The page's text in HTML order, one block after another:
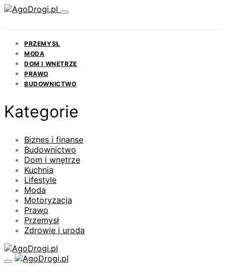
PRZEMYSŁ
MODA
DOM I WNĘTRZE
PRAWO
BUDOWNICTWO
Kategorie
Biznes i finanse
Budownictwo
Dom i wnętrze
Kuchnia
Lifestyle
Moda
Motoryzacja
Prawo
Przemysł
Zdrowie i uroda